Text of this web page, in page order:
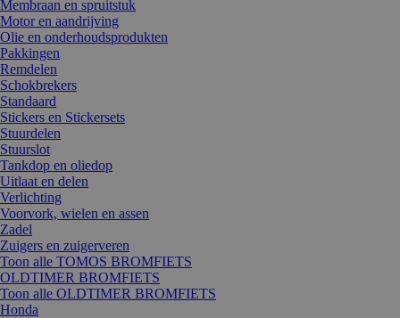
Membraan en spruitstuk
Motor en aandrijving
Olie en onderhoudsprodukten
Pakkingen
Remdelen
Schokbrekers
Standaard
Stickers en Stickersets
Stuurdelen
Stuurslot
Tankdop en oliedop
Uitlaat en delen
Verlichting
Voorvork, wielen en assen
Zadel
Zuigers en zuigerveren
Toon alle TOMOS BROMFIETS
OLDTIMER BROMFIETS
Toon alle OLDTIMER BROMFIETS
Honda